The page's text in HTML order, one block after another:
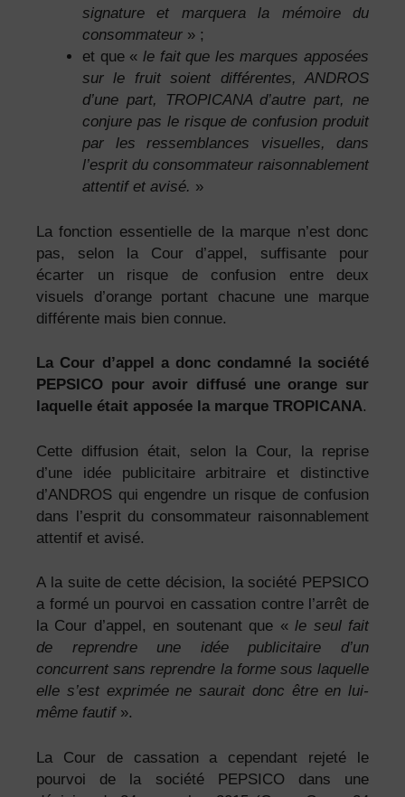
signature et marquera la mémoire du
consommateur » ;
et que « le fait que les marques apposées
sur le fruit soient différentes, ANDROS
d’une part, TROPICANA d’autre part, ne
conjure pas le risque de confusion produit
par les ressemblances visuelles, dans
l’esprit du consommateur raisonnablement
attentif et avisé. »
La fonction essentielle de la marque n’est donc
pas, selon la Cour d’appel, suffisante pour
écarter un risque de confusion entre deux
visuels d’orange portant chacune une marque
différente mais bien connue.
La Cour d’appel a donc condamné la société
PEPSICO pour avoir diffusé une orange sur
laquelle était apposée la marque TROPICANA.
Cette diffusion était, selon la Cour, la reprise
d’une idée publicitaire arbitraire et distinctive
d’ANDROS qui engendre un risque de confusion
dans l’esprit du consommateur raisonnablement
attentif et avisé.
A la suite de cette décision, la société PEPSICO
a formé un pourvoi en cassation contre l’arrêt de
la Cour d’appel, en soutenant que «le seul fait
de reprendre une idée publicitaire d’un
concurrent sans reprendre la forme sous laquelle
elle s’est exprimée ne saurait donc être en lui-
même fautif».
La Cour de cassation a cependant rejeté le
pourvoi de la société PEPSICO dans une